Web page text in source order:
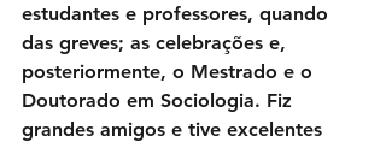
estudantes e professores, quando
das greves; as celebrações e,
posteriormente, o Mestrado e o
Doutorado em Sociologia. Fiz
grandes amigos e tive excelentes